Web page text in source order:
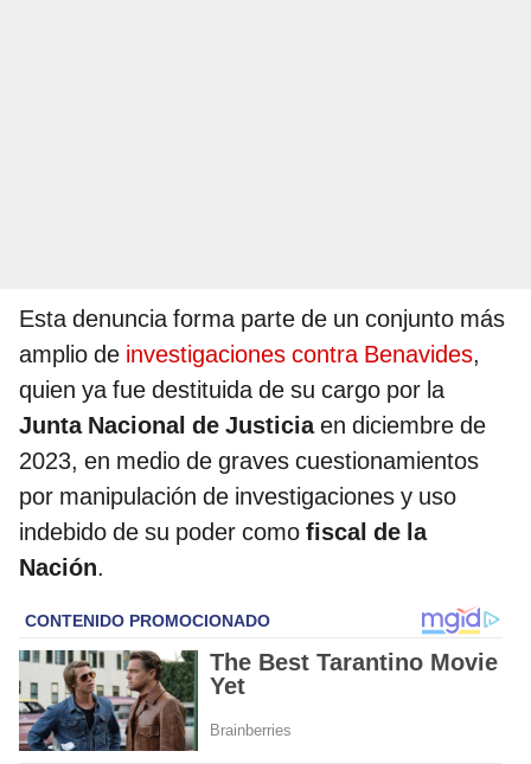
Esta denuncia forma parte de un conjunto más
amplio de investigaciones contra Benavides,
quien ya fue destituida de su cargo por la
Junta Nacional de Justiciaen diciembre de
2023, en medio de graves cuestionamientos
por manipulación de investigaciones y uso
indebido de su poder como fiscal de la
Nación.